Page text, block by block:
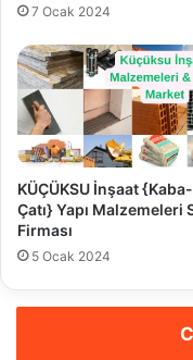
7 Ocak 2024
KÜÇÜKSU İnşaat
Çatı} Yapı Malzemeleri
Firması
5 Ocak 2024